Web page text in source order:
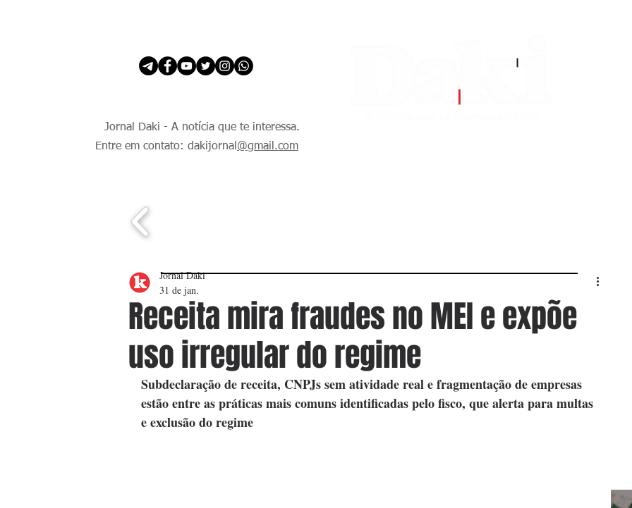
Jornal Daki - A notícia que te interessa.
Entre em contato: dakijornal @gmail.com
Receita mira fraudes no MEI e expõe
uso irregular do regime
Jornal Daki
31 de jan.
Subdeclaração de receita, CNPJs sem atividade real e fragmentação de empresas
estão entre as práticas mais comuns identificadas pelo fisco, que alerta para multas
e exclusão do regime